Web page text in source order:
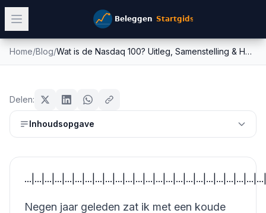
Home/Blog/ Wat is de Nasdaq 100? Uitleg, Samenstelling & Hoe Beleg |...
Samenstelling & Hoe Beleg |...
31 maart 202616min leestijd
Delen:
Inhoudsopgave
...|...|...|...|...|...|...|...|...|...|...|...|...|...|...|...|...|...|...|...|...|...|...|...|
Negen jaar geleden zat ik met een koude